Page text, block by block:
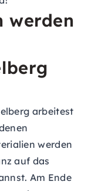
werden
arbeitest
werden
auf das
Am Ende